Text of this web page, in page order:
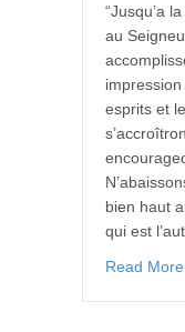
“Jusqu’a
au
esprits et
bien haut
qui est
Read More